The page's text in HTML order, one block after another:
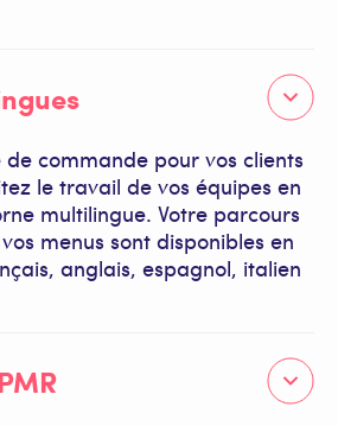
commande pour vos clients
le travail de vos équipes en
multilingue. Votre parcours
menus sont disponibles en
anglais, espagnol, italien